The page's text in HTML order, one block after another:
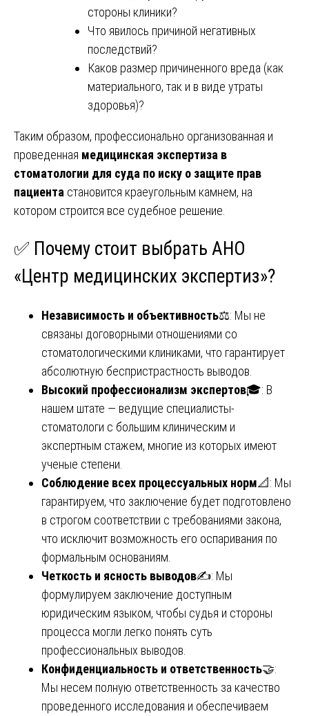
стороны клиники?
Что явилось причиной негативных
последствий?
Каков размер причиненного вреда (как
материального, так и в виде утраты
здоровья)?
Таким образом, профессионально организованная и
проведенная медицинская экспертиза в
стоматологии для суда по иску о защите прав
пациента становится краеугольным камнем, на
котором строится все судебное решение.
✅ Почему стоит выбрать АНО
«Центр медицинских экспертиз»?
Независимость и объективность⚖️: Мы не
связаны договорными отношениями со
стоматологическими клиниками, что гарантирует
абсолютную беспристрастность выводов.
Высокий профессионализм экспертов🎓: В
нашем штате — ведущие специалисты-
стоматологи с большим клиническим и
экспертным стажем, многие из которых имеют
ученые степени.
Соблюдение всех процессуальных норм📐: Мы
гарантируем, что заключение будет подготовлено
в строгом соответствии с требованиями закона,
что исключит возможность его оспаривания по
формальным основаниям.
Четкость и ясность выводов✍️: Мы
формулируем заключение доступным
юридическим языком, чтобы судья и стороны
процесса могли легко понять суть
профессиональных выводов.
Конфиденциальность и ответственность🤝:
Мы несем полную ответственность за качество
проведенного исследования и обеспечиваем